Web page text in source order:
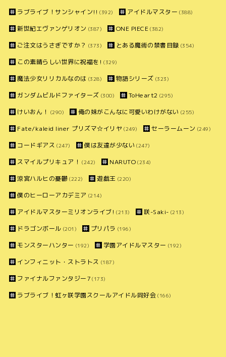
ラブライブ！サンシャイン!! (392) アイドルマスター (388)
新世紀エヴァンゲリオン (387) ONE PIECE (382)
ご注文はうさぎですか？ (373) とある魔術の禁書目録 (354)
この素晴らしい世界に祝福を! (329)
魔法少女リリカルなのは (328) 物語シリーズ (323)
ガンダムビルドファイターズ (300) ToHeart2 (295)
けいおん！ (290) 俺の妹がこんなに可愛いわけがない (255)
Fate/kaleid liner プリズマ☆イリヤ (249) セーラームーン (249)
コードギアス (247) 僕は友達が少ない (247)
スマイルプリキュア！ (242) NARUTO (234)
涼宮ハルヒの憂鬱 (222) 遊戯王 (220)
僕のヒーローアカデミア (214)
アイドルマスターミリオンライブ! (213) 咲-Saki- (213)
ドラゴンボール (201) プリパラ (196)
モンスターハンター (192) 学園アイドルマスター (192)
インフィニット・ストラトス (187)
ファイナルファンタジー7 (173)
ラブライブ！虹ヶ咲学園スクールアイドル同好会 (166)